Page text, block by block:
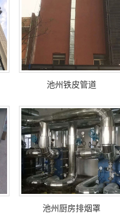
池州铁皮管道
池州厨房排烟罩